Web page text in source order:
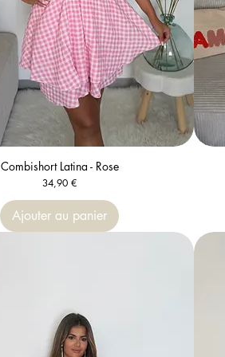
Aperçu rapide
Combishort Latina - Rose
Prix
34,90 €
Ajouter au panier